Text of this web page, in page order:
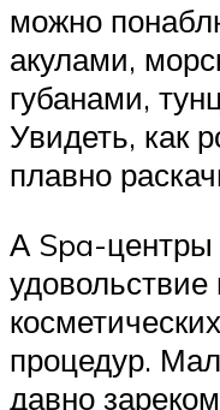
можно
акулами,
губанами,
Увидеть, как
плавно
А Spa-центры
процедур.
давно